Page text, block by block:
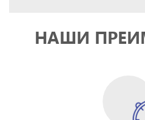
НАШИ